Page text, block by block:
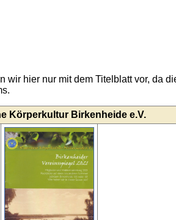
wir hier nur mit dem Titelblatt vor, da
Körperkultur Birkenheide e.V.